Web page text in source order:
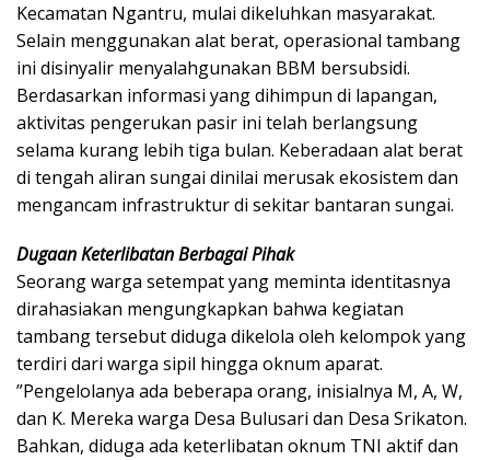
Kecamatan Ngantru, mulai dikeluhkan masyarakat.
Selain menggunakan alat berat, operasional tambang
ini disinyalir menyalahgunakan BBM bersubsidi.
​Berdasarkan informasi yang dihimpun di lapangan,
aktivitas pengerukan pasir ini telah berlangsung
selama kurang lebih tiga bulan. Keberadaan alat berat
di tengah aliran sungai dinilai merusak ekosistem dan
mengancam infrastruktur di sekitar bantaran sungai.
Dugaan Keterlibatan Berbagai Pihak
​Seorang warga setempat yang meminta identitasnya
dirahasiakan mengungkapkan bahwa kegiatan
tambang tersebut diduga dikelola oleh kelompok yang
terdiri dari warga sipil hingga oknum aparat.
​”Pengelolanya ada beberapa orang, inisialnya M, A, W,
dan K. Mereka warga Desa Bulusari dan Desa Srikaton.
Bahkan, diduga ada keterlibatan oknum TNI aktif dan